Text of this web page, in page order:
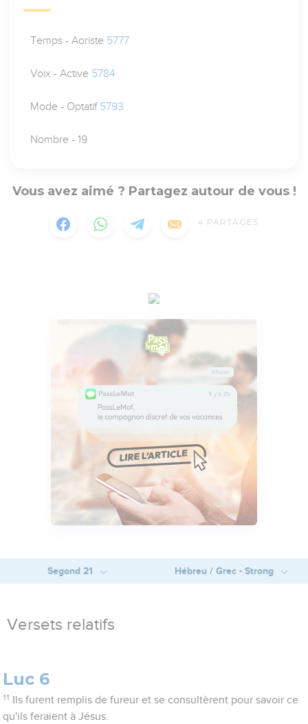
Temps - Aoriste 5777
Voix - Active 5784
Mode - Optatif 5793
Nombre - 19
Vous avez aimé ? Partagez autour de vous !
4 PARTAGES
Segond 21 Hébreu / Grec - Strong
Versets relatifs
Luc 6
11
Ils furent remplis de fureur et se consultèrent pour savoir ce
qu'ils feraient à Jésus.